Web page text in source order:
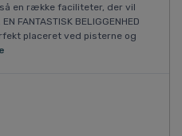
en række faciliteter, der vil
FANTASTISK BELIGGENHED
placeret ved pisterne og